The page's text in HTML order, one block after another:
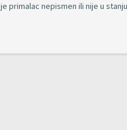
primalac nepismen ili nije u